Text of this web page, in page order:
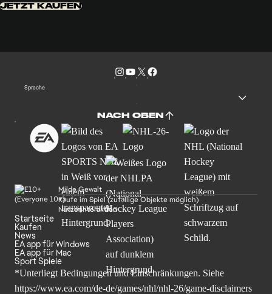
JETZT KAUFEN
Sprache
NACH OBEN
Milde Gewalt
Käufe im Spiel (zufällige Objekte möglich)
Nutzerinteraktion
Startseite
Kaufen
News
EA app für Windows
EA app für Mac
Sport Spiele
*Unterliegt Bedingungen und Einschränkungen. Siehe
https://www.ea.com/de-de/games/nhl/nhl-26/game-disclaimers